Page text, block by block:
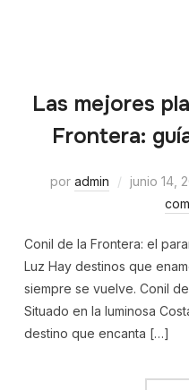
Las mejores
Frontera:
por admin junio 14,
Conil de la Frontera: el
Luz Hay destinos que
siempre se vuelve. Conil
Situado en la luminosa
destino que encanta […]